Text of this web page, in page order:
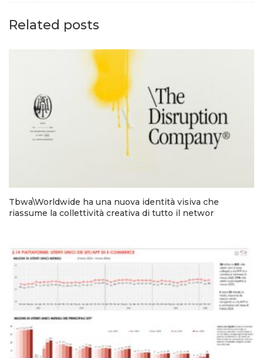
Related posts
Tbwa\Worldwide ha una nuova identità visiva che
riassume la collettività creativa di tutto il networ